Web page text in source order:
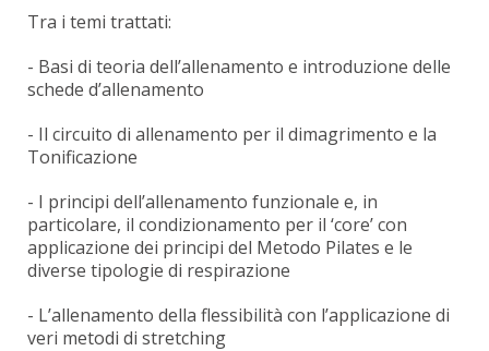
Tra i temi trattati:
- Basi di teoria dell’allenamento e introduzione delle
schede d’allenamento
- Il circuito di allenamento per il dimagrimento e la
Tonificazione
- I principi dell’allenamento funzionale e, in
particolare, il condizionamento per il ‘core’ con
applicazione dei principi del Metodo Pilates e le
diverse tipologie di respirazione
- L’allenamento della flessibilità con l’applicazione di
veri metodi di stretching